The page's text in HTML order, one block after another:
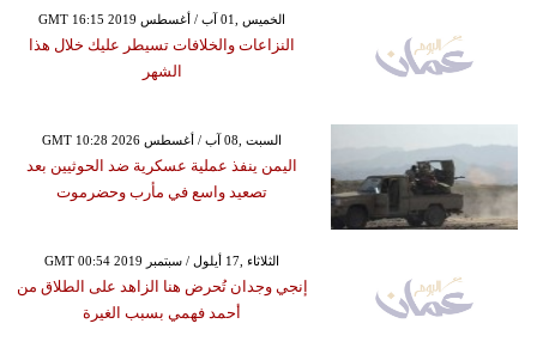
GMT 16:15 2019 الخميس ,01 آب / أغسطس
النزاعات والخلافات تسيطر عليك خلال هذا
الشهر
GMT 10:28 2026 السبت ,08 آب / أغسطس
اليمن ينفذ عملية عسكرية ضد الحوثيين بعد
تصعيد واسع في مأرب وحضرموت
GMT 00:54 2019 الثلاثاء ,17 أيلول / سبتمبر
إنجي وجدان تُحرض هنا الزاهد على الطلاق من
أحمد فهمي بسبب الغيرة